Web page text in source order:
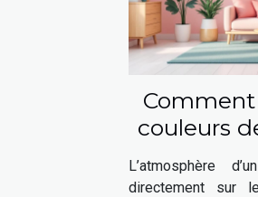
couleurs
pour
L’atmosphère
directement sur